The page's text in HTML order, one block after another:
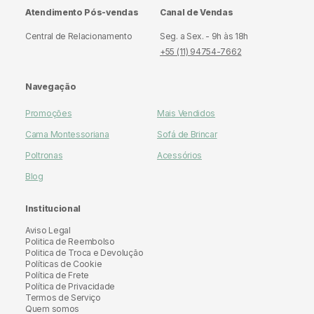
Atendimento Pós-vendas
Central de Relacionamento
Canal de Vendas
Seg. a Sex. - 9h às 18h
+55 (11) 94754-7662
Navegação
Promoções
Mais Vendidos
Cama Montessoriana
Sofá de Brincar
Poltronas
Acessórios
Blog
Institucional
Aviso Legal
Politica de Reembolso
Politica de Troca e Devolução
Políticas de Cookie
Política de Frete
Política de Privacidade
Termos de Serviço
Quem somos